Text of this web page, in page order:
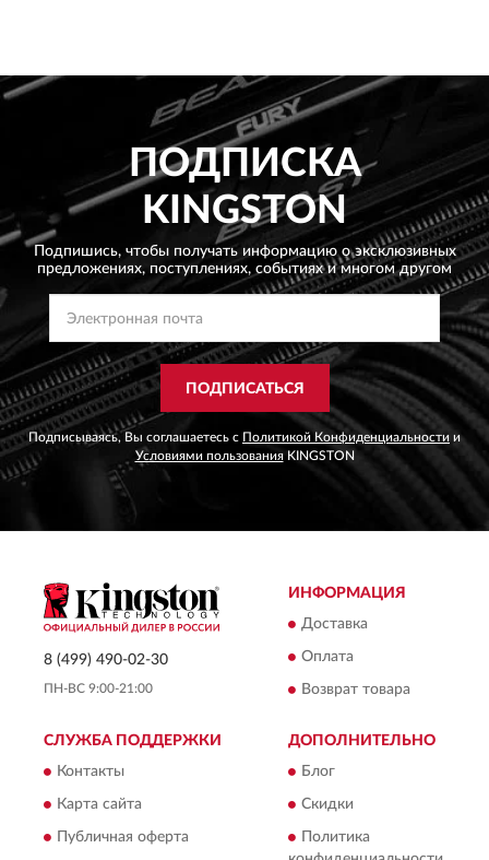
ПОДПИСКА
KINGSTON
Подпишись, чтобы получать информацию о эксклюзивных
предложениях, поступлениях, событиях и многом другом
ПОДПИСАТЬСЯ
Подписываясь, Вы соглашаетесь с Политикой Конфиденциальности и
Условиями пользованияKINGSTON
8 (499) 490-02-30
ПН-ВС 9:00-21:00
ИНФОРМАЦИЯ
Доставка
Оплата
Возврат товара
СЛУЖБА ПОДДЕРЖКИ
Контакты
Карта сайта
Публичная оферта
ДОПОЛНИТЕЛЬНО
Блог
Скидки
Политика